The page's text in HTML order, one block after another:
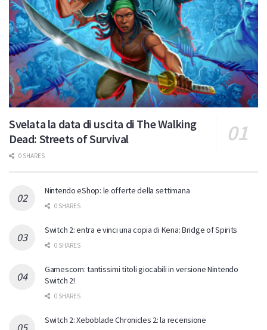
Svelata la data di uscita di The Walking
Dead: Streets of Survival
0 SHARES
Nintendo eShop: le offerte della settimana
0 SHARES
Switch 2: entra e vinci una copia di Kena: Bridge of Spirits
0 SHARES
Gamescom: tantissimi titoli giocabili in versione Nintendo
Switch 2!
0 SHARES
Switch 2: Xeboblade Chronicles 2: la recensione